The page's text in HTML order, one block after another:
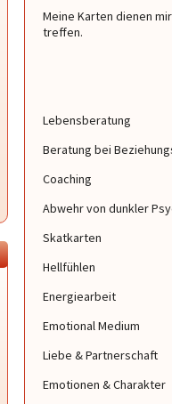
Meine Karten dienen
treffen.
Lebensberatung
Beratung bei
Coaching
Abwehr von dunkler
Skatkarten
Hellfühlen
Energiearbeit
Emotional Medium
Liebe & Partnerschaft
Emotionen & Charakter